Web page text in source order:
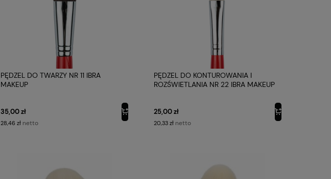
PĘDZEL DO TWARZY NR 11 IBRA
MAKEUP
35,00 zł
28,46 zł netto
PĘDZEL DO KONTUROWANIA I
ROZŚWIETLANIA NR 22 IBRA MAKEUP
25,00 zł
20,33 zł netto